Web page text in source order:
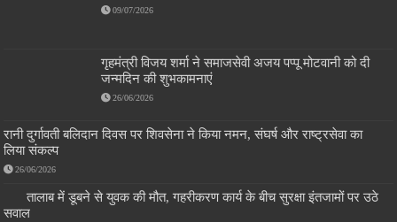
09/07/2026
गृहमंत्री विजय शर्मा ने समाजसेवी अजय पप्पू मोटवानी को दी
जन्मदिन की शुभकामनाएं
26/06/2026
रानी दुर्गावती बलिदान दिवस पर शिवसेना ने किया नमन, संघर्ष और राष्ट्रसेवा का
लिया संकल्प
26/06/2026
तालाब में डूबने से युवक की मौत, गहरीकरण कार्य के बीच सुरक्षा इंतजामों पर उठे
सवाल